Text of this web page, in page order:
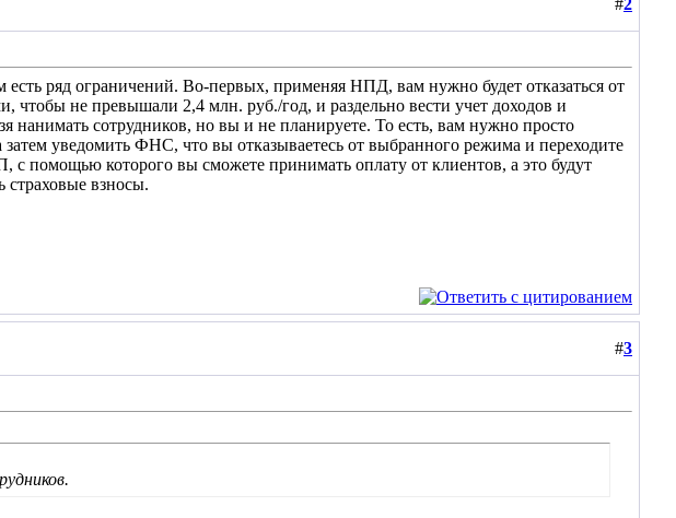
#2
ряд ограничений. Во-первых, применяя НПД, вам нужно будет отказаться от
не превышали 2,4 млн. руб./год, и раздельно вести учет доходов и
нанимать сотрудников, но вы и не планируете. То есть, вам нужно просто
уведомить ФНС, что вы отказываетесь от выбранного режима и переходите
помощью которого вы сможете принимать оплату от клиентов, а это будут
страховые взносы.
#3